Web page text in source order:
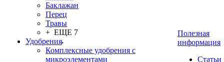
Баклажан
Перец
Травы
+ ЕЩЕ 7
Удобрения
Комплексные удобрения с
микроэлементами
Полезная
информация
Статьи